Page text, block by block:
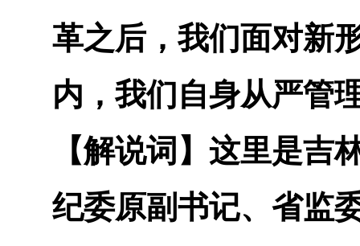
革之后，我们面对新
内，我们自身从严管
【解说词】 这里是吉
纪委原副书记、省监